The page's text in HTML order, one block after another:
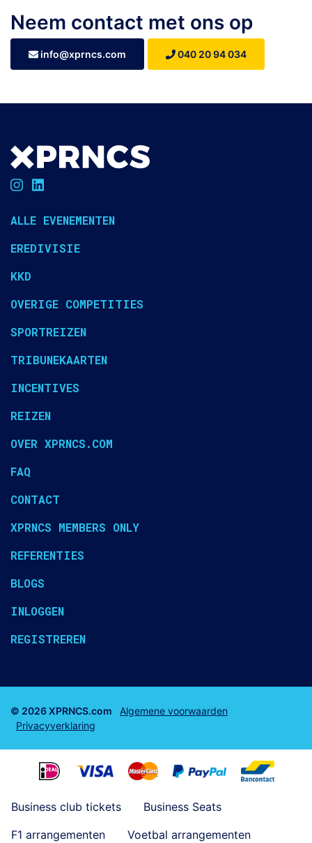
Neem contact met ons op
info@xprncs.com 040 20 94 034
ALLE EVENEMENTEN
EREDIVISIE
KKD
OVERIGE COMPETITIES
SPORTREIZEN
TRIBUNEKAARTEN
INCENTIVES
REIZEN
OVER XPRNCS.COM
FAQ
CONTACT
XPRNCS MEMBERS ONLY
REFERENTIES
BLOGS
INLOGGEN
REGISTREREN
© 2026 XPRNCS.com
Algemene voorwaarden
Privacyverklaring
Business club tickets
Business Seats
F1 arrangementen
Voetbal arrangementen